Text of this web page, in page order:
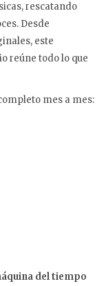
rescatando
Desde
este
reúne todo lo que
mes a mes:
del tiempo